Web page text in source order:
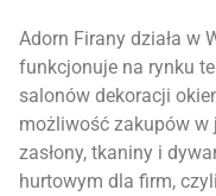
Adorn Firany działa w
funkcjonuje na rynku
salonów dekoracji
możliwość zakupów w
zasłony, tkaniny i
hurtowym dla firm,